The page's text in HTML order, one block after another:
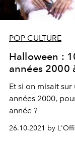
POP CULTURE
Halloween :
années 2000
Et si on misait
années 2000,
année ?
26.10.2021 by